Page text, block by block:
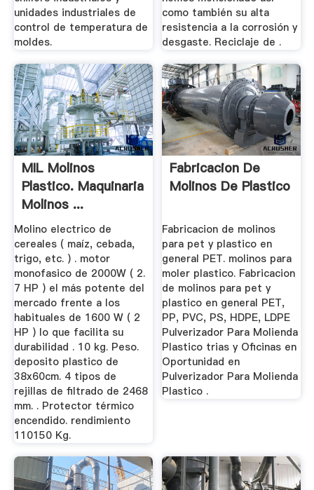
unidades industriales de
control de temperatura de
moldes.
como también su alta
resistencia a la corrosión y
desgaste. Reciclaje de .
MIL Molinos
Plastico. Maquinaria
Molinos ...
Molino electrico de
cereales ( maíz, cebada,
trigo, etc. ) . motor
monofasico de 2000W ( 2.
7 HP ) el más potente del
mercado frente a los
habituales de 1600 W ( 2
HP ) lo que facilita su
durabilidad . 10 kg. Peso.
deposito plastico de
38x60cm. 4 tipos de
rejillas de filtrado de 2468
mm. . Protector térmico
encendido. rendimiento
110150 Kg.
Fabricacion De
Molinos De Plastico
Fabricacion de molinos
para pet y plastico en
general PET. molinos para
moler plastico. Fabricacion
de molinos para pet y
plastico en general PET,
PP, PVC, PS, HDPE, LDPE
Pulverizador Para Molienda
Plastico trias y Oficinas en
Oportunidad en
Pulverizador Para Molienda
Plastico .